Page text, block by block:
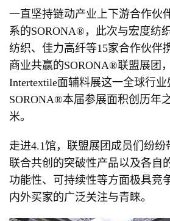
一直坚持链动产业上下游合作伙
系的SORONA®，此次与宏度纺
纺织、佳力高纤等15家合作伙伴
商业共赢的SORONA®联盟展团
Intertextile面辅料展这一全球行
SORONA®本届参展面积创历年
米。
走进4.1馆，联盟展团成员们纷
联合共创的突破性产品以及各自
功能性、可持续性等方面极具竞
内外买家的广泛关注与青睐。